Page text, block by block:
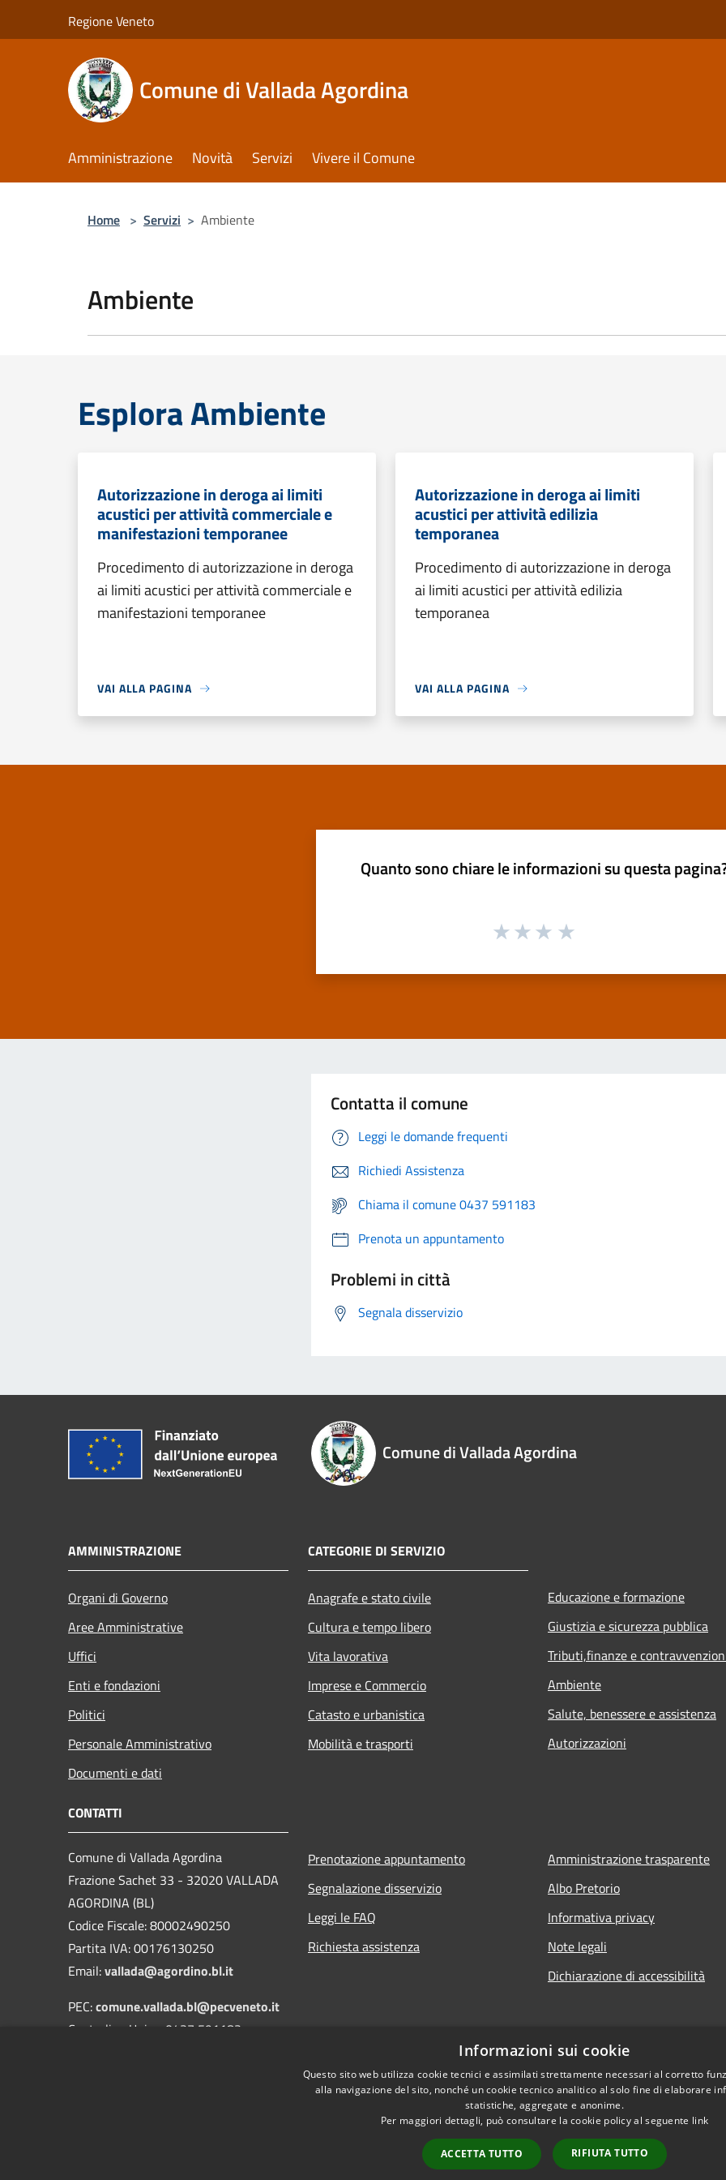
Regione Veneto
Comune di Vallada Agordina
Amministrazione Novità Servizi Vivere il Comune
Home > Servizi > Ambiente
Ambiente
Esplora Ambiente
Autorizzazione in deroga ai limiti
acustici per attività commerciale e
manifestazioni temporanee
Procedimento di autorizzazione in deroga
ai limiti acustici per attività commerciale e
manifestazioni temporanee
VAI ALLA PAGINA
Autorizzazione in deroga ai limiti
acustici per attività edilizia
temporanea
Procedimento di autorizzazione in deroga
ai limiti acustici per attività edilizia
temporanea
VAI ALLA PAGINA
Quanto sono chiare le informazioni su questa
Contatta il comune
Leggi le domande frequenti
Richiedi Assistenza
Chiama il comune 0437 591183
Prenota un appuntamento
Problemi in città
Segnala disservizio
Comune di Vallada Agordina
AMMINISTRAZIONE
Organi di Governo
Aree Amministrative
Uffici
Enti e fondazioni
Politici
Personale Amministrativo
Documenti e dati
CATEGORIE DI SERVIZIO
Anagrafe e stato civile
Cultura e tempo libero
Vita lavorativa
Imprese e Commercio
Catasto e urbanistica
Mobilità e trasporti
Educazione e formazione
Giustizia e sicurezza pubblica
Tributi,finanze e
Ambiente
Salute, benessere e assistenza
Autorizzazioni
CONTATTI
Comune di Vallada Agordina
Frazione Sachet 33 - 32020 VALLADA
AGORDINA (BL)
Codice Fiscale: 80002490250
Partita IVA: 00176130250
Email:vallada@agordino.bl.it
PEC:comune.vallada.bl@pecveneto.it
Centralino Unico: 0437 591183
Prenotazione appuntamento
Segnalazione disservizio
Leggi le FAQ
Richiesta assistenza
Amministrazione trasparente
Albo Pretorio
Informativa privacy
Note legali
Dichiarazione di accessibilità
Copyright © 2026 •
Informazioni sui cookie
Questo sito web utilizza cookie tecnici e assimilati strettamente necessari al corretto
alla navigazione del sito, nonché un cookie tecnico analitico al solo fine di elaborare
statistiche, aggregate e anonime.
Per maggiori dettagli, può consultare la cookie policy al seguente link
ACCETTA TUTTO RIFIUTA TUTTO